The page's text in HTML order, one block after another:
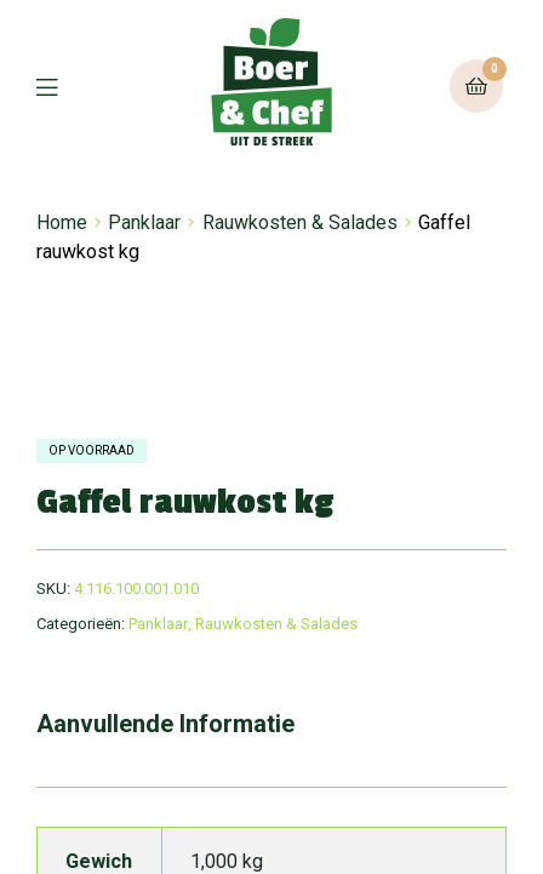
0
Home Panklaar Rauwkosten & Salades
Gaffel
rauwkost kg
OP VOORRAAD
Gaffel rauwkost kg
SKU: 4.116.100.001.010
Categorieën: Panklaar, Rauwkosten & Salades
Aanvullende Informatie
Gewich
1,000 kg